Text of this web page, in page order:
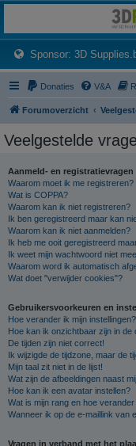
Het 3D print forum van de
Sponsor: 3D
Donaties V&A
Forumoverzicht
Veelgestelde
Aanmeld- en registratievragen
Waarom moet ik me registreren?
Wat is COPPA?
Waarom kan ik niet registreren?
Ik ben geregistreerd maar kan
Waarom kan ik niet aanmelden?
Ik heb me ooit geregistreerd
Ik weet mijn wachtwoord niet
Waarom word ik automatisch
Wat doet "verwijder cookies"?
Gebruikersvoorkeuren en
Hoe verander ik mijn instellingen?
Hoe kan ik onzichtbaar zijn in de
De tijden zijn niet correct!
Ik wijzigde de tijdzone, maar de
Mijn taal zit niet in de lijst!
Wat zijn de afbeeldingen naast
Hoe kan ik een avatar instellen?
Wat is mijn rang en hoe
Wanneer ik op de e-maillink van
Vragen in verband met het